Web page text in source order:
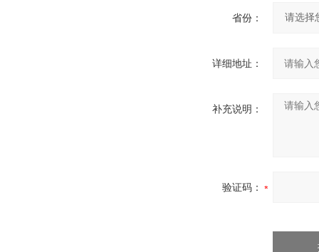
省份：
详细地址：
补充说明：
验证码：